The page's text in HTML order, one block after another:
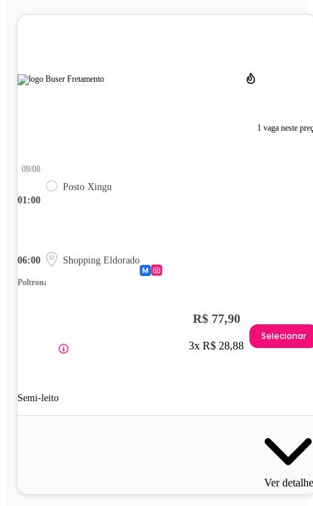
1 vaga neste
01:00
09/08
Posto Xingu
06:00 Shopping Eldorado
Poltrona
Semi-leito
R$ 77,90
3x R$ 28,88
Selecionar
Ver